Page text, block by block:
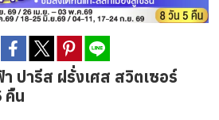
ปารีส ฝรั่งเศส สวิตเซอร์
คืน